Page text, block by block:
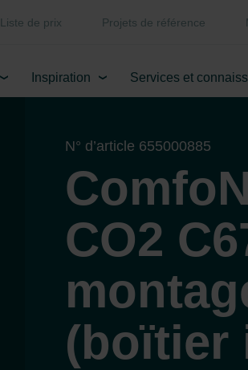
Liste de prix Projets de référence
Inspiration Services et
N° d’article 655000885
CO2
(boïtier